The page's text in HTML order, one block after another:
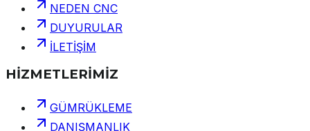
NEDEN CNC
DUYURULAR
İLETİŞİM
HİZMETLERİMİZ
GÜMRÜKLEME
DANIŞMANLIK